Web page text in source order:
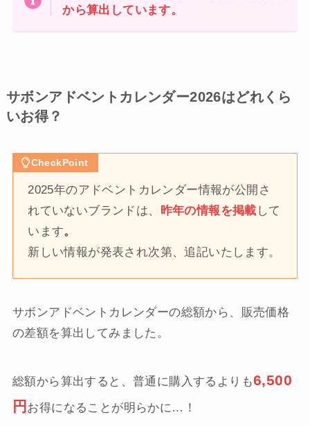
から算出しています。
サボンアドベントカレンダー2026はどれくら
いお得？
CheckPoint
2025年のアドベントカレンダー情報が公開さ
れていないブランドは、 昨年の情報を掲載 して
います。
新しい情報が発表され次第、追記いたします。
サボンアドベントカレンダーの総額から、販売価格
の差額を算出してみました。
総額から算出すると、普通に購入するよりも6,500
円 お得になることが明らかに…！